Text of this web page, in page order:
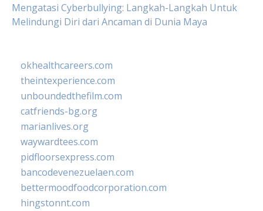
Mengatasi Cyberbullying: Langkah-Langkah Untuk
Melindungi Diri dari Ancaman di Dunia Maya
okhealthcareers.com
theintexperience.com
unboundedthefilm.com
catfriends-bg.org
marianlives.org
waywardtees.com
pidfloorsexpress.com
bancodevenezuelaen.com
bettermoodfoodcorporation.com
hingstonnt.com